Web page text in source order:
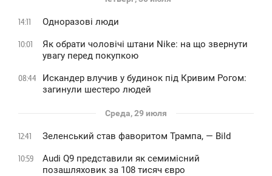
14:11 Одноразові люди
10:01
Як обрати чоловічі штани Nike: на що звернути
увагу перед покупкою
08:44
Искандер влучив у будинок під Кривим Рогом:
загинули шестеро людей
Среда, 29 июля
12:41 Зеленський став фаворитом Трампа, — Bild
10:59
Audi Q9 представили як семимісний
позашляховик за 108 тисяч євро